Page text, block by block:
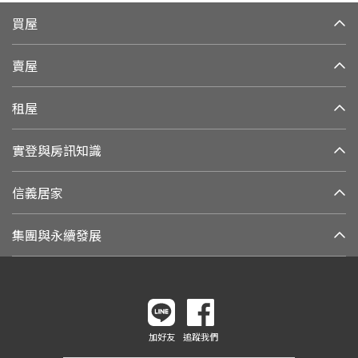
買屋
賣屋
租屋
實登與房訊知識
信義居家
集團與永續發展
加好友 追蹤我們